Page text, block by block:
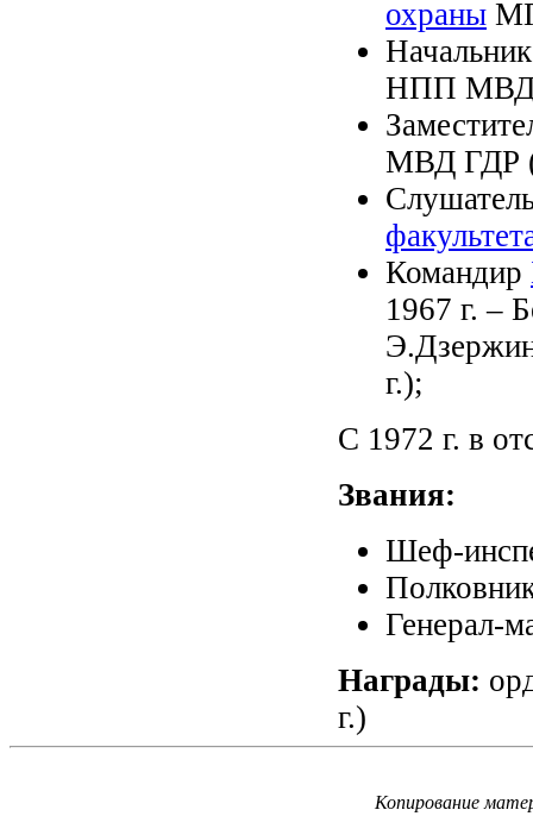
охраны
НПП МВД
МВД ГДР
Командир
1967 г. –
г.);
С 1972 г. в
Звания:
Шеф-
Генерал-
Награды:
г.)
Копирование